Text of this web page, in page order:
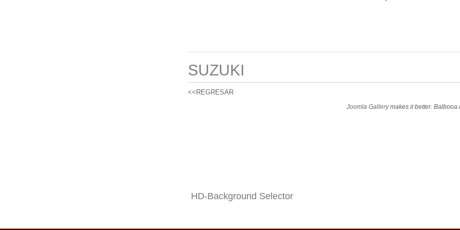
SUZUKI
<<REGRESAR
Joomla Gallerymakes it better.
HD-Background Selector